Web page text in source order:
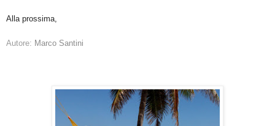
Alla prossima,
Autore: Marco Santini